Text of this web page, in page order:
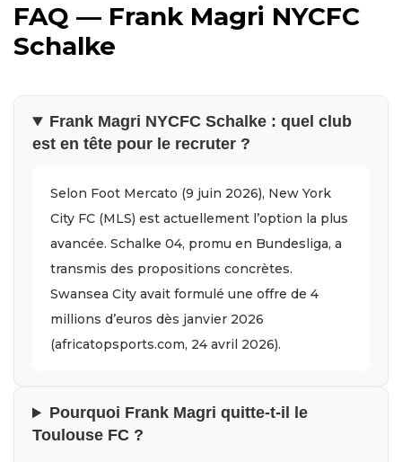
FAQ — Frank Magri NYCFC
Schalke
Frank Magri NYCFC Schalke : quel club
est en tête pour le recruter ?
Selon Foot Mercato (9 juin 2026), New York
City FC (MLS) est actuellement l’option la plus
avancée. Schalke 04, promu en Bundesliga, a
transmis des propositions concrètes.
Swansea City avait formulé une offre de 4
millions d’euros dès janvier 2026
(africatopsports.com, 24 avril 2026).
Pourquoi Frank Magri quitte-t-il le
Toulouse FC ?